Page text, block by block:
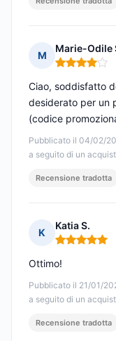
M
Marie-Odile
Nota: 4 su 5
Pubblicato il 04/02/
a seguito di un
Ciao, soddisfatto
desiderato per un
(codice
Recensione tradotta
K
Katia S.
Nota: 5 su 5
Pubblicato il 21/01/
a seguito di un
Ottimo!
Recensione tradotta